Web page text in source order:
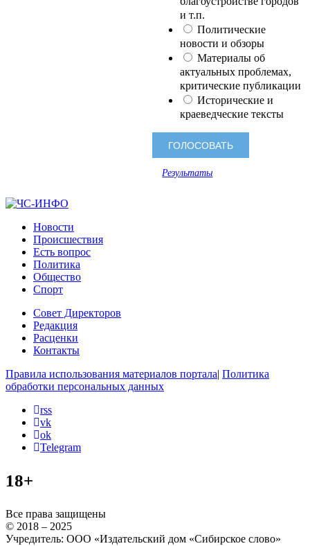
и т.п.
Политические
новости и обзоры
Материалы об
актуальных проблемах,
критические публикации
Исторические и
краеведческие тексты
Результаты
Новости
Происшествия
Есть вопрос
Политика
Общество
Спорт
Совет Директоров
Редакция
Расценки
Контакты
Правила использования материалов портала| Политика
обработки персональных данных
rss
vk
ok
Telegram
18+
Все права защищены
© 2018 – 2025
Учредитель: ООО «Издательский дом «Сибирское слово»